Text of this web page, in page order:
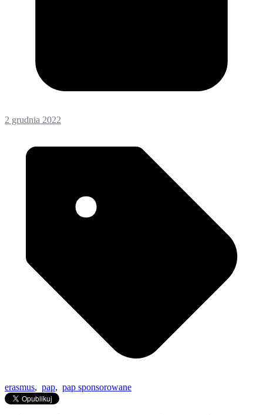
2 grudnia 2022
erasmus, pap, pap sponsorowane